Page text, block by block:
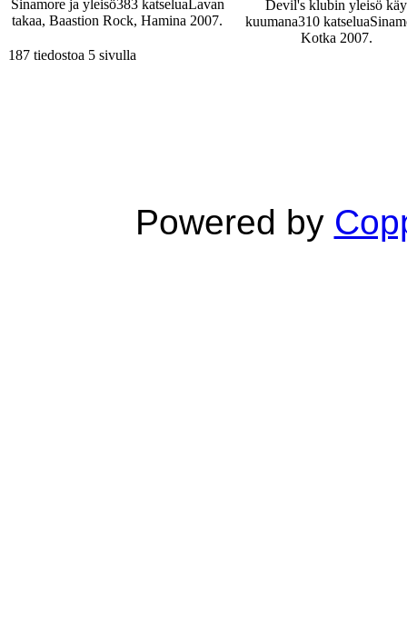
Sinamore ja yleisö383 katselua Lavan
takaa, Baastion Rock, Hamina 2007.
Devil's klubin yleisö käy
kuumana310 katselua
Kotka 2007.
187 tiedostoa 5 sivulla
Powered by